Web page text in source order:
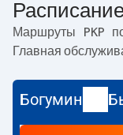
Маршруты PKP
Главная
Последний
19:27. Самое быстрое путешествие предлагает прямой
Богумин